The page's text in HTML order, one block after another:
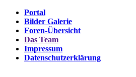
Portal
Bilder Galerie
Foren-Übersicht
Das Team
Impressum
Datenschutzerklärung